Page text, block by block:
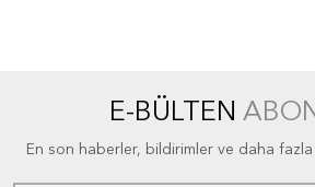
E-BÜLTEN
En son haberler, bildirimler ve daha fazla